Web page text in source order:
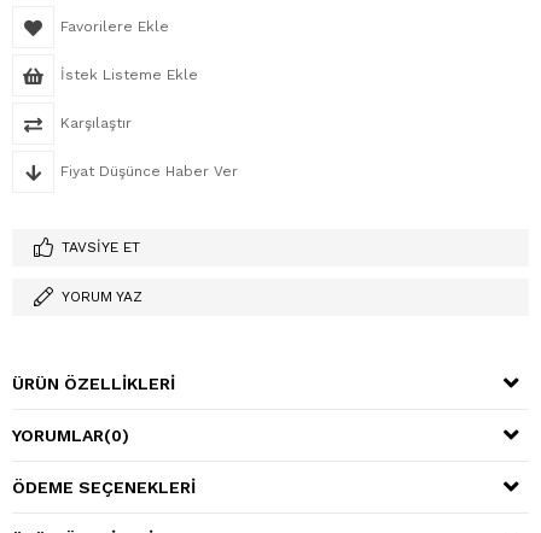
Favorilere Ekle
İstek Listeme Ekle
Karşılaştır
Fiyat Düşünce Haber Ver
TAVSIYE ET
YORUM YAZ
ÜRÜN ÖZELLIKLERI
YORUMLAR(0)
ÖDEME SEÇENEKLERI